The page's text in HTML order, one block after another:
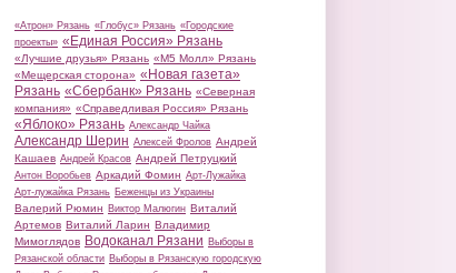
«Атрон» Рязань «Глобус» Рязань «Городские
проекты» «Единая Россия» Рязань
«Лучшие друзья» Рязань «М5 Молл» Рязань
«Мещерская сторона» «Новая газета»
Рязань «Сбербанк» Рязань «Северная
компания» «Справедливая Россия» Рязань
«Яблоко» Рязань Александр Чайка
Александр Шерин Алексей Фролов Андрей
Кашаев Андрей Красов Андрей Петруцкий
Антон Воробьев Аркадий Фомин Арт-Лужайка
Арт-лужайка Рязань Беженцы из Украины
Валерий Рюмин Виктор Малюгин Виталий
Артемов Виталий Ларин Владимир
Мимоглядов Водоканал Рязани Выборы в
Рязанской области Выборы в Рязанскую городскую